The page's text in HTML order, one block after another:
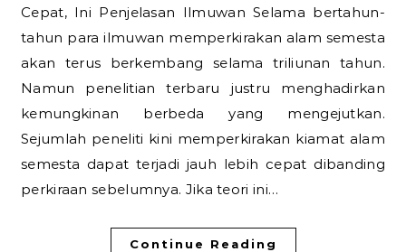
Cepat, Ini Penjelasan Ilmuwan Selama bertahun-
tahun para ilmuwan memperkirakan alam semesta
akan terus berkembang selama triliunan tahun.
Namun penelitian terbaru justru menghadirkan
kemungkinan berbeda yang mengejutkan.
Sejumlah peneliti kini memperkirakan kiamat alam
semesta dapat terjadi jauh lebih cepat dibanding
perkiraan sebelumnya. Jika teori ini…
Continue Reading